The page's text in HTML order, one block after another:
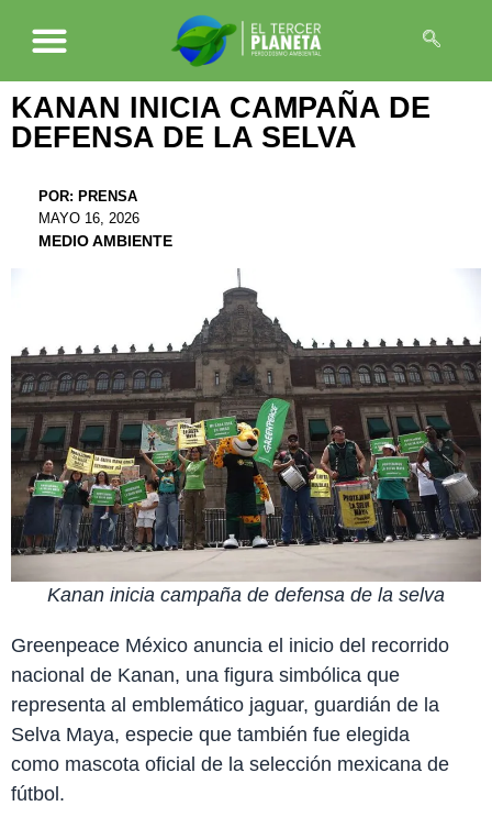
KANAN INICIA CAMPAÑA DE
DEFENSA DE LA SELVA
POR: PRENSA
MAYO 16, 2026
MEDIO AMBIENTE
Kanan inicia campaña de defensa de la selva
Greenpeace México anuncia el inicio del recorrido
nacional de Kanan, una figura simbólica que
representa al emblemático jaguar, guardián de la
Selva Maya, especie que también fue elegida
como mascota oficial de la selección mexicana de
fútbol.